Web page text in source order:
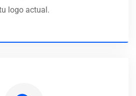
logo actual.